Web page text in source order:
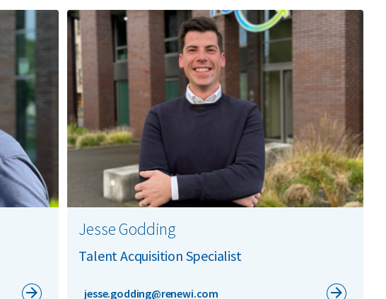
Jesse Godding
Talent Acquisition Specialist
jesse.godding@renewi.com